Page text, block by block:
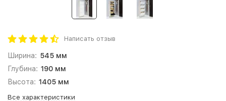
Написать отзыв
Ширина: 545 мм
Глубина: 190 мм
Высота: 1405 мм
Все характеристики